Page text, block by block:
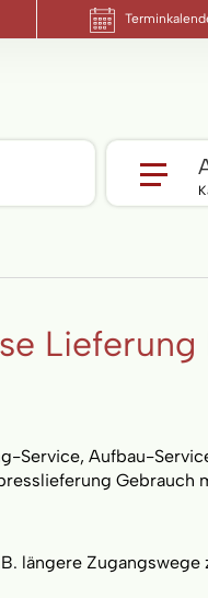
Service, Aufbau-
Gebrauch
längere Zugangswege